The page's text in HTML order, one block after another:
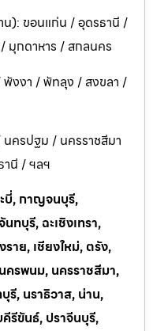
น): ขอนแก่น / อุดรธานี /
มุกดาหาร / สกลนคร
พังงา / พัทลุง / สงขลา /
ครปฐม / นครราชสีมา
นี / ฯลฯ
บี่, กาญจนบุรี,
ทบุรี, ฉะเชิงเทรา,
าย, เชียงใหม่, ตรัง,
ครพนม, นครราชสีมา,
รี, นราธิวาส, น่าน,
รีขันธ์, ปราจีนบุรี,